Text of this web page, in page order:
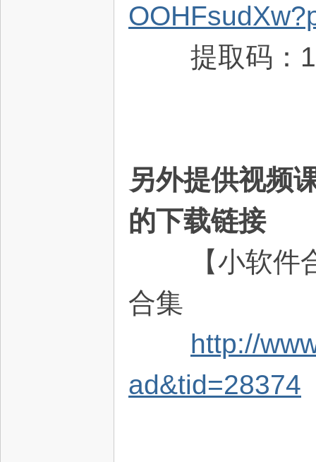
提取码：
另外提供视频
的下载链接
【小软
合集
http://
ad&tid=28374